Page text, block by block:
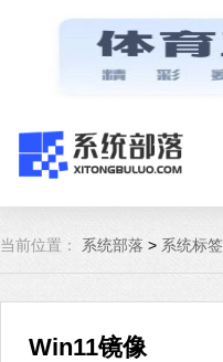
当前位置： 系统部落 > 系统标签
Win11镜像